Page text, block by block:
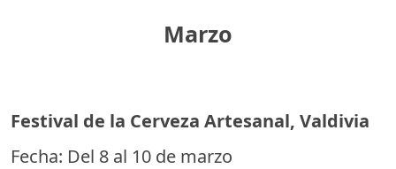
Marzo
Festival de la Cerveza Artesanal, Valdivia
Fecha: Del 8 al 10 de marzo